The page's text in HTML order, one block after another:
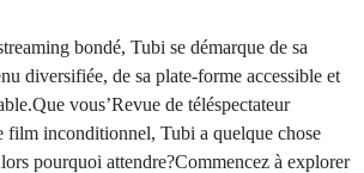
bondé, Tubi se démarque de sa
diversifiée, de sa plate-forme accessible et
vous’Revue de téléspectateur
film inconditionnel, Tubi a quelque chose
pourquoi attendre?Commencez à explorer